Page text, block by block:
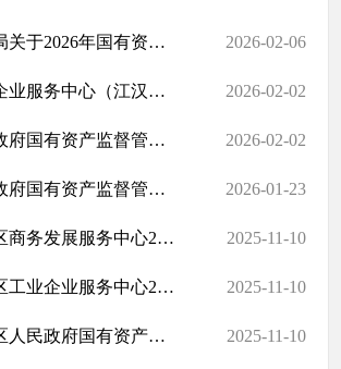
江汉区国资局关于2026年国有资本经营预算的批复 2026-02-06
江汉区工业企业服务中心（江汉区商务发展服务中心）2026年预算 2026-02-02
江汉区人民政府国有资产监督管理局（本级）2026年预算 2026-02-02
江汉区人民政府国有资产监督管理局（部门）2026年预算 2026-01-23
武汉市江汉区商务发展服务中心2024年度部门决算公开 2025-11-10
武汉市江汉区工业企业服务中心2024年度部门决算公开 2025-11-10
武汉市江汉区人民政府国有资产监督管理局本级2024年度部门决算公开文件 2025-11-10